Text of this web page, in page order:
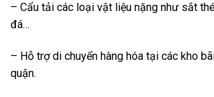
– Cẩu tải các loại vật liệu nặng như sắt
đá…
– Hỗ trợ di chuyển hàng hóa tại các kho
quận.